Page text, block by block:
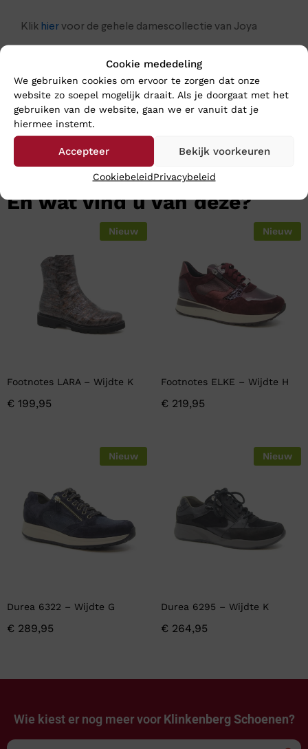
Cookie mededeling
We gebruiken cookies om ervoor te zorgen dat onze
website zo soepel mogelijk draait. Als je doorgaat met het
gebruiken van de website, gaan we er vanuit dat je
hiermee instemt.
Accepteer Bekijk voorkeuren
CookiebeleidPrivacybeleid
Klik hiervoor de gehele damescollectie van Joya
En wat vind u van deze?
Nieuw
Footnotes LARA – Wijdte K
€ 199,95
Nieuw
Footnotes ELKE – Wijdte H
€ 219,95
Nieuw
Durea 6322 – Wijdte G
€ 289,95
Nieuw
Durea 6295 – Wijdte K
€ 264,95
Wie kiest er nog meer voor Klinkenberg Schoenen?